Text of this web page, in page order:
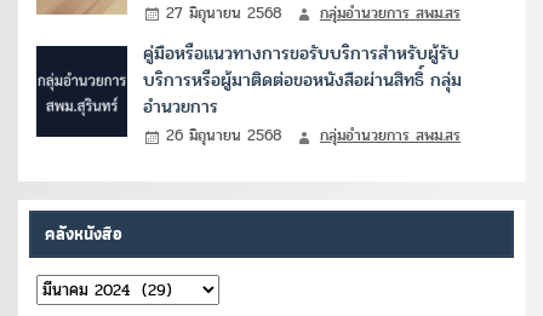
27 มิถุนายน 2568 กลุ่มอำนวยการ สพม.สร
คู่มือหรือแนวทางการขอรับบริการสำหรับผู้รับ
บริการหรือผู้มาติดต่อขอหนังสือผ่านสิทธิ์ กลุ่ม
อำนวยการ
26 มิถุนายน 2568 กลุ่มอำนวยการ สพม.สร
คลังหนังสือ
คลัง
หนังสือ